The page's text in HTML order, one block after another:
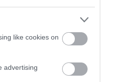
like cookies on
advertising
új